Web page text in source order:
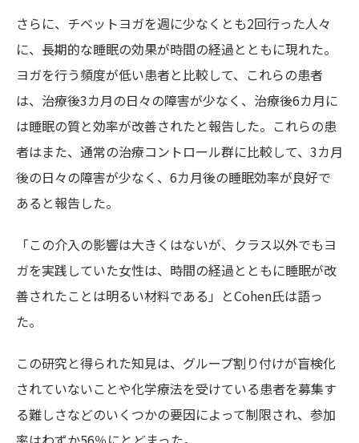
さらに、チベットヨガを週に少なくとも2回行った人々
に、長期的な睡眠の効果が時間の経過とともに現れた。
ヨガを行う頻度が低い患者と比較して、これらの患者
は、治療後3カ月の日々の障害が少なく、治療後6カ月に
は睡眠の質と効率が改善されたと報告した。これらの患
者はまた、通常の治療コントロール群に比較して、3カ月
後の日々の障害が少なく、6カ月後の睡眠効率が良好で
あると報告した。
「この介入の影響は大きくはないが、クラス以外でもヨ
ガを実践していた女性は、時間の経過とともに睡眠が改
善されたことは明るい材料である」とCohen氏は語っ
た。
この研究と得られた知見は、グループ割り付けが盲検化
されていないことや化学療法を受けている患者を募集す
る難しさなどのいくつかの要因によって制限され、参加